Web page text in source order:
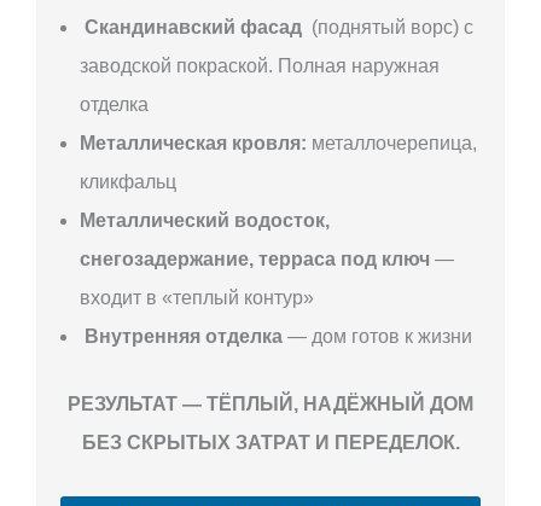
Скандинавский фасад (поднятый ворс) с
заводской покраской. Полная наружная
отделка
Металлическая кровля: металлочерепица,
кликфальц
Металлический водосток,
снегозадержание, терраса под ключ —
входит в «теплый контур»
Внутренняя отделка — дом готов к жизни
РЕЗУЛЬТАТ — ТЁПЛЫЙ, НАДЁЖНЫЙ ДОМ
БЕЗ СКРЫТЫХ ЗАТРАТ И ПЕРЕДЕЛОК.